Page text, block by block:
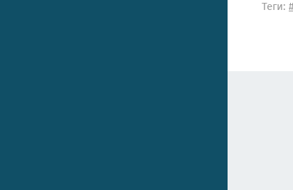
Теги: